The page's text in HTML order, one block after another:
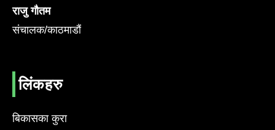
राजु गौतम
संचालक/काठमाडौं
लिंकहरु
बिकासका कुरा